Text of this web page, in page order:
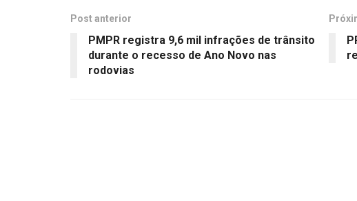
Post anterior
PMPR registra 9,6 mil infrações de trânsito
durante o recesso de Ano Novo nas
rodovias